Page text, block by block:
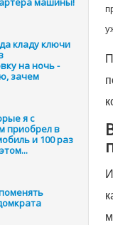
кладу ключи
на ночь -
зачем
я с
приобрел в
и 100 раз